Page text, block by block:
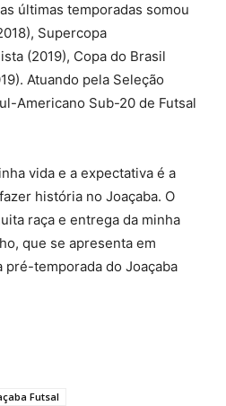
últimas temporadas somou
Supercopa
(2019), Copa do Brasil
Atuando pela Seleção
Americano Sub-20 de Futsal
vida e a expectativa é a
história no Joaçaba. O
raça e entrega da minha
que se apresenta em
temporada do Joaçaba
Futsal